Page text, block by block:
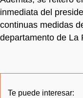
inmediata del
continuas medidas
departamento de La
Te puede interesar: